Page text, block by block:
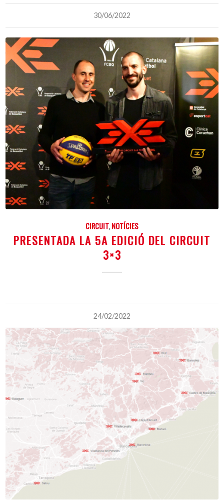
30/06/2022
CIRCUIT,NOTÍCIES
PRESENTADA LA 5A EDICIÓ DEL CIRCUIT
3×3
24/02/2022